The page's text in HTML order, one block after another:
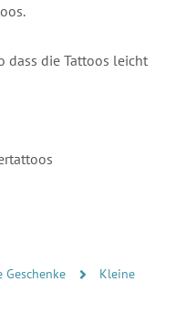
dass die Tattoos leicht
Geschenke
Kleine